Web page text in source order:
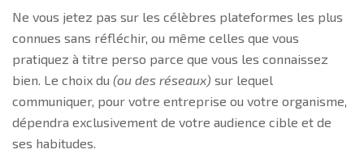
Ne vous jetez pas sur les célèbres plateformes les plus
connues sans réfléchir, ou même celles que vous
pratiquez à titre perso parce que vous les connaissez
bien. Le choix du (ou des réseaux) sur lequel
communiquer, pour votre entreprise ou votre organisme,
dépendra exclusivement de votre audience cible et de
ses habitudes.